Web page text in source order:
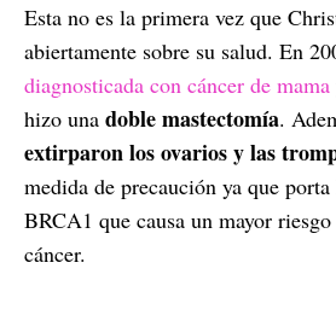
Esta no es la primera vez que
abiertamente sobre su salud. En
diagnosticada con cáncer de mama
hizo una doble mastectomía.
extirparon los ovarios y las
medida de precaución ya que
BRCA1 que causa un mayor
cáncer.